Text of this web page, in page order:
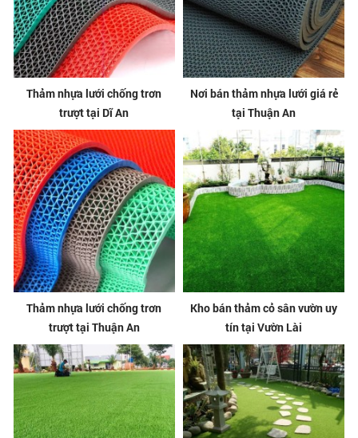
Thảm nhựa lưới chống trơn
trượt tại Dĩ An
Nơi bán thảm nhựa lưới giá rẻ
tại Thuận An
Thảm nhựa lưới chống trơn
trượt tại Thuận An
Kho bán thảm cỏ sân vườn uy
tín tại Vườn Lài